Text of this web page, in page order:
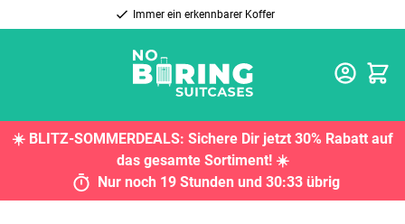
Immer ein erkennbarer Koffer
☀️ BLITZ-SOMMERDEALS: Sichere Dir jetzt 30% Rabatt auf
das gesamte Sortiment! ☀️
Nur noch 19 Stunden und 30:32 übrig